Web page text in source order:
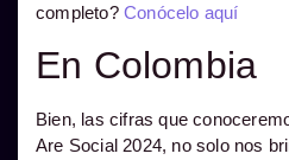
completo? Conócelo aquí
En Colombia
Bien, las cifras que
Are Social 2024, no solo nos